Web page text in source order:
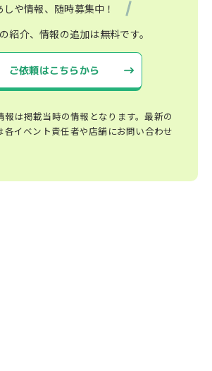
しや情報、随時募集中！
紹介、情報の追加は無料です。
ご依頼はこちらから
は掲載当時の情報となります。最新の
各イベント責任者や店舗にお問い合わせ